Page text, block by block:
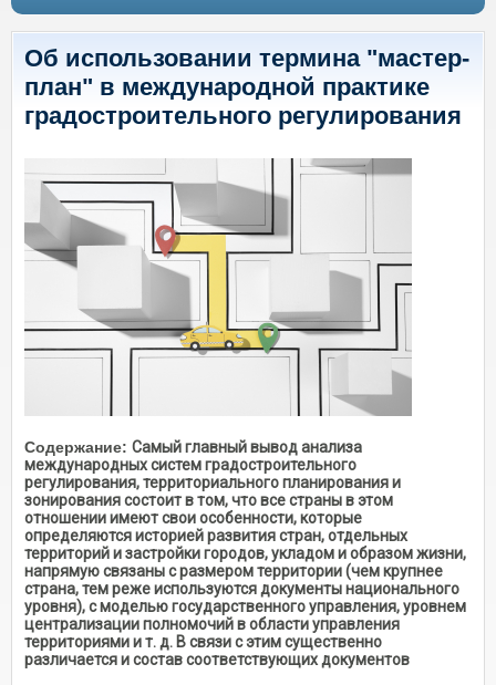
Об использовании термина "мастер-
план" в международной практике
градостроительного регулирования
Содержание: Самый главный вывод анализа
международных систем градостроительного
регулирования, территориального планирования и
зонирования состоит в том, что все страны в этом
отношении имеют свои особенности, которые
определяются историей развития стран, отдельных
территорий и застройки городов, укладом и образом жизни,
напрямую связаны с размером территории (чем крупнее
страна, тем реже используются документы национального
уровня), c моделью государственного управления, уровнем
централизации полномочий в области управления
территориями и т. д. В связи с этим существенно
различается и состав соответствующих документов